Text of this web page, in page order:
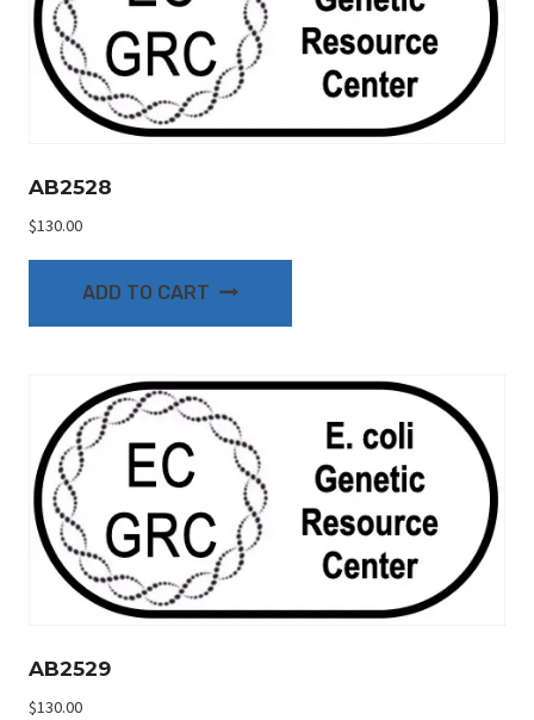
AB2528
$130.00
ADD TO CART
AB2529
$130.00